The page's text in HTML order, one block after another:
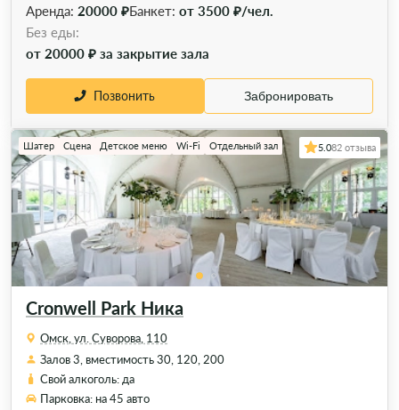
Аренда: 20000 ₽Банкет: от 3500 ₽/чел.
Без еды:
от 20000 ₽ за закрытие зала
Позвонить Забронировать
Cronwell Park Ника
Шатер Сцена Детское меню Wi-Fi Отдельный зал 5.082 отзыва
Омск, ул. Суворова, 110
Залов 3, вместимость 30, 120, 200
Свой алкоголь: да
Парковка: на 45 авто